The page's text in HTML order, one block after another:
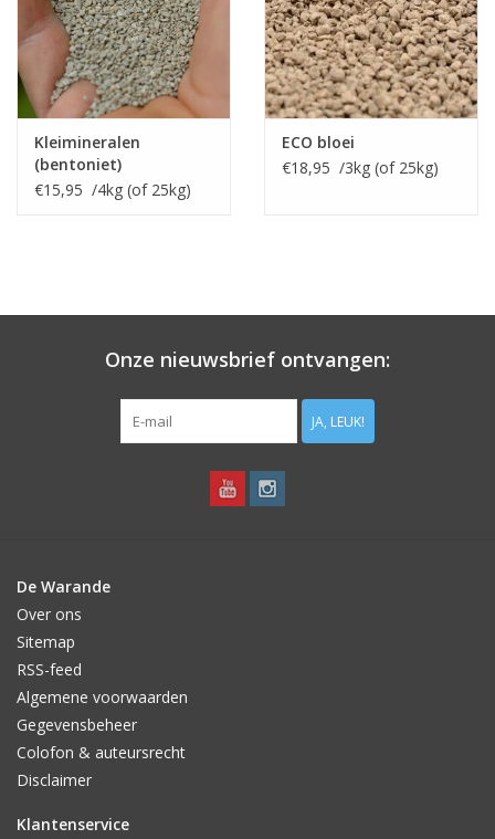
Kleimineralen
(bentoniet)
€15,95 /4kg (of 25kg)
ECO bloei
€18,95 /3kg (of 25kg)
Onze nieuwsbrief ontvangen:
JA, LEUK!
De Warande
Over ons
Sitemap
RSS-feed
Algemene voorwaarden
Gegevensbeheer
Colofon & auteursrecht
Disclaimer
Klantenservice